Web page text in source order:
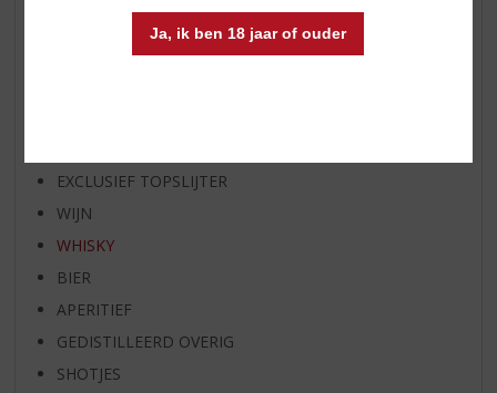
Ja, ik ben 18 jaar of ouder
WHISKY VAN DE MAAND
EXCLUSIEF TOPSLIJTER
WIJN
WHISKY
BIER
APERITIEF
GEDISTILLEERD OVERIG
SHOTJES